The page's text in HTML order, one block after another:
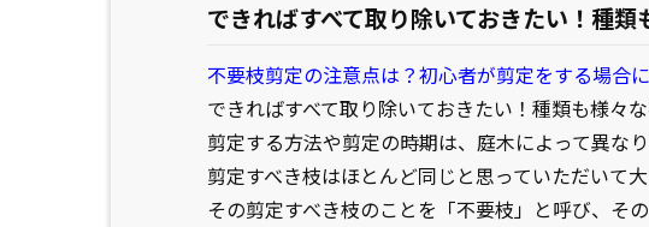
できればすべて取り除いておきたい！種類
不要枝剪定の注意点は？初心者が剪定をする場合
できればすべて取り除いておきたい！種類も様々
剪定する方法や剪定の時期は、庭木によって異なり
剪定すべき枝はほとんど同じと思っていただいて大
その剪定すべき枝のことを「不要枝」と呼び、その